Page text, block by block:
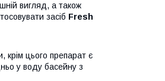
вигляд, а також
засіб Fresh
крім цього препарат є
у воду басейну з